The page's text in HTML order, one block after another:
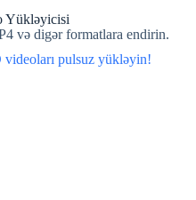
Yükləyicisi
və digər formatlara endirin.
pulsuz yükləyin!